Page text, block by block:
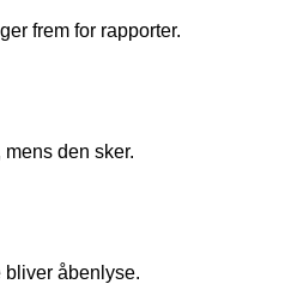
frem for rapporter.
den sker.
bliver åbenlyse.